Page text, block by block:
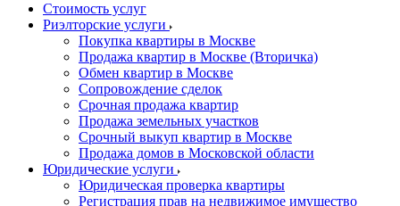
Стоимость услуг
Риэлторские услуги
Покупка квартиры в Москве
Продажа квартир в Москве (Вторичка)
Обмен квартир в Москве
Сопровождение сделок
Срочная продажа квартир
Продажа земельных участков
Срочный выкуп квартир в Москве
Продажа домов в Московской области
Юридические услуги
Юридическая проверка квартиры
Регистрация прав на недвижимое имущество